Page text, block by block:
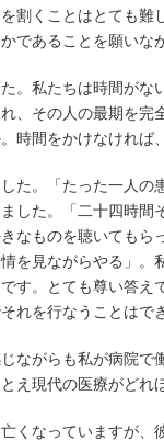
割くことはとても
であることを願いな
。私たちは時間がな
、その人の最期を
時間をかけなければ
た。「たった一人
した。「二十四時
なものを聴いても
を見ながらやる」
す。とても尊い答
れを行なうことはで
ながらも私が病院で
え現代の医療がどれ
くなっていますが、